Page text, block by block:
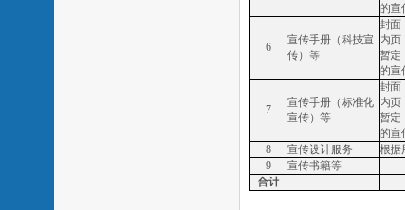
的宣
6
宣传手册（科技宣
传）等
封面
内页
暂定
的宣
7
宣传手册（标准化
宣传）等
封面
内页
暂定
的宣
8
宣传设计服务
根据
9
宣传书籍等
合计